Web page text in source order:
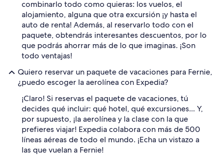
combinarlo todo como quieras: los vuelos, el
alojamiento, alguna que otra excursión ¡y hasta el
auto de renta! Además, al reservarlo todo con el
paquete, obtendrás interesantes descuentos, por lo
que podrás ahorrar más de lo que imaginas. ¡Son
todo ventajas!
Quiero reservar un paquete de vacaciones para Fernie,
¿puedo escoger la aerolínea con Expedia?
¡Claro! Si reservas el paquete de vacaciones, tú
decides qué incluir: qué hotel, qué excursiones... Y,
por supuesto, ¡la aerolínea y la clase con la que
prefieres viajar! Expedia colabora con más de 500
líneas aéreas de todo el mundo. ¡Echa un vistazo a
las que vuelan a Fernie!